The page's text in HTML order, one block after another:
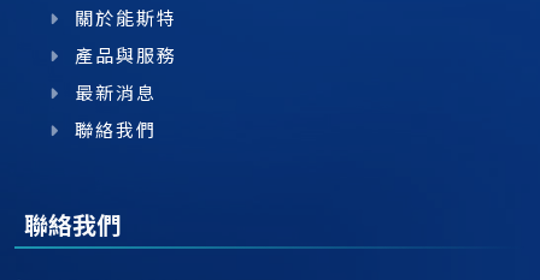
關於能斯特
產品與服務
最新消息
聯絡我們
聯絡我們